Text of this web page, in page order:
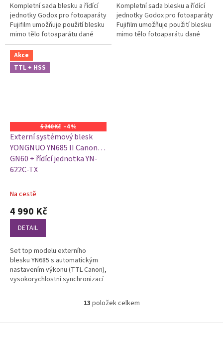
Kompletní sada blesku a řídící
jednotky Godox pro fotoaparáty
Fujifilm umožňuje použití blesku
mimo tělo fotoaparátu dané
značky. Použitím této sady
můžete blesk s fotoaparátem...
Kompletní sada blesku a řídící
jednotky Godox pro fotoaparáty
Fujifilm umožňuje použití blesku
mimo tělo fotoaparátu dané
Akce
TTL + HSS
5 240 Kč –4 %
Externí systémový blesk
YONGNUO YN685 II Canon,
GN60 + řídící jednotka YN-
622C-TX
Na cestě
4 990 Kč
DETAIL
Set top modelu externího
blesku YN685 s automatickým
nastavením výkonu (TTL Canon),
vysokorychlostní synchronizací
bezdrátového ovládání s řídící...
O
l
13 položek celkem
Z